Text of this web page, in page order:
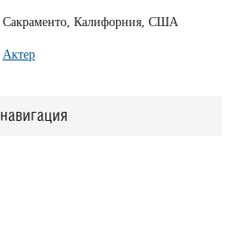
Сакраменто, Калифорния, США
Актер
навигация